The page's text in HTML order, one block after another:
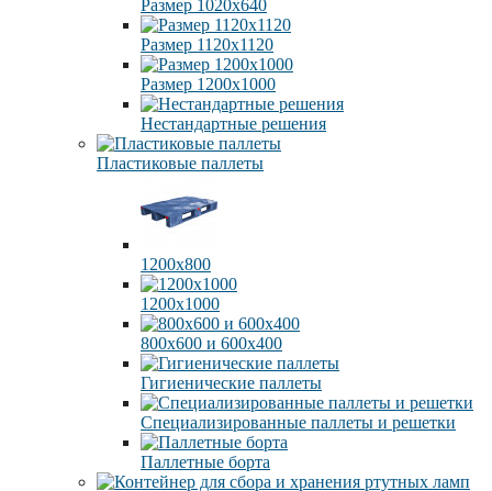
Размер 1020х640
Размер 1120х1120
Размер 1200х1000
Нестандартные решения
Пластиковые паллеты
1200х800
1200х1000
800х600 и 600х400
Гигиенические паллеты
Специализированные паллеты и решетки
Паллетные борта